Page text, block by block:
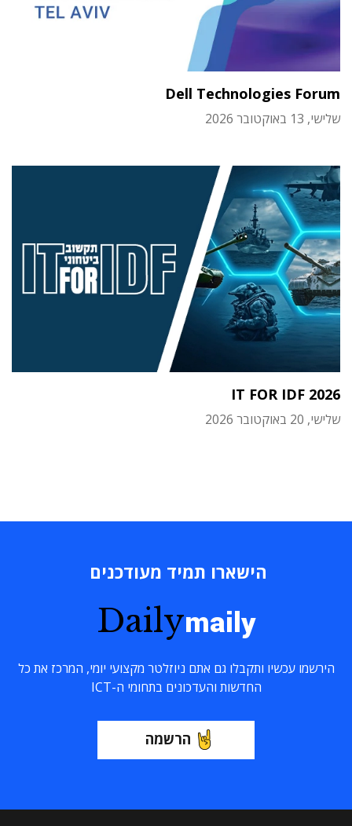
Dell Technologies Forum
שלישי, 13 באוקטובר 2026
IT FOR IDF 2026
שלישי, 20 באוקטובר 2026
הישארו תמיד מעודכנים
Dailymaily
הירשמו עכשיו ותקבלו גם אתם ניוזלטר מקצועי יומי, המרכז את כל
החדשות והעדכונים בתחומי ה-ICT
הרשמה